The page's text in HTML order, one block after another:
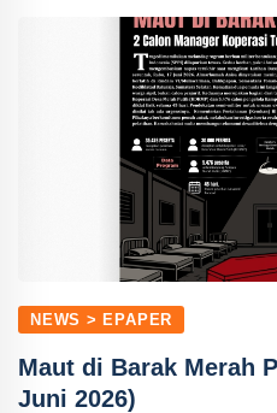
NEWS > EPAPER
Maut di Barak Merah
Juni 2026)